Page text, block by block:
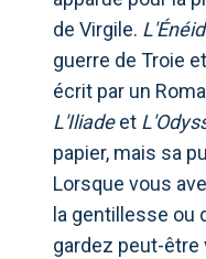
de Virgile.
guerre de Troie
écrit par un
L'Iliadeet
papier, mais sa
Lorsque vous
la gentillesse ou
gardez peut-être